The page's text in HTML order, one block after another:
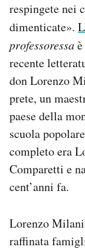
Notifiche
Regala il
respingete nei
dimenticate».
professoressa
recente
don Lorenzo
prete, un
paese della
scuola
completo era
Comparetti e
cent’anni fa.
Lorenzo Milani
raffinata